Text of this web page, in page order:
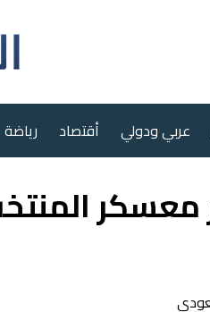
عربي ودولي أقتصاد رياضة
معسكر